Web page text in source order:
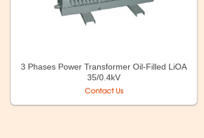
3 Phases Power Transformer Oil-Filled LiOA
35/0.4kV
Contact Us